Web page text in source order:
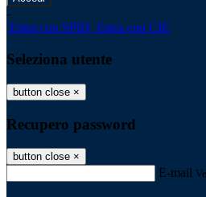
-
Entra con SPID Entra con CIE
Seleziona utente
button close ×
Recupero password
button close ×
E-mail